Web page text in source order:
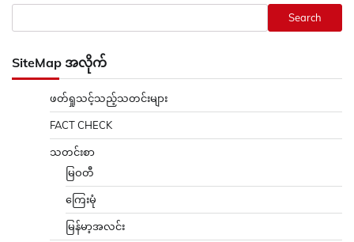
Search
SiteMap အလိုက်
ဖတ်ရှုသင့်သည့်သတင်းများ
FACT CHECK
သတင်းစာ
မြဝတီ
ကြေးမုံ
မြန်မာ့အလင်း